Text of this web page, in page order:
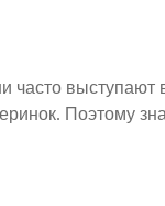
выступают
Поэтому